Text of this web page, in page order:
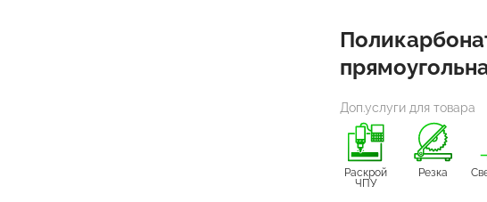
Доп.услуги для товара
Раскрой
ЧПУ
Резка